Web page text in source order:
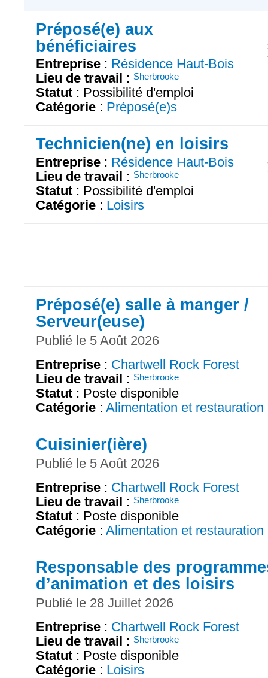
Préposé(e) aux
bénéficiaires
Entreprise : Résidence Haut-Bois
Lieu de travail : Sherbrooke
Statut : Possibilité d'emploi
Catégorie : Préposé(e)s
Technicien(ne) en loisirs
Entreprise : Résidence Haut-Bois
Lieu de travail : Sherbrooke
Statut : Possibilité d'emploi
Catégorie : Loisirs
Préposé(e) salle à manger /
Serveur(euse)
Publié le 5 Août 2026
Entreprise : Chartwell Rock Forest
Lieu de travail : Sherbrooke
Statut : Poste disponible
Catégorie : Alimentation et restauration
Cuisinier(ière)
Publié le 5 Août 2026
Entreprise : Chartwell Rock Forest
Lieu de travail : Sherbrooke
Statut : Poste disponible
Catégorie : Alimentation et restauration
Responsable des
d’animation et des loisirs
Publié le 28 Juillet 2026
Entreprise : Chartwell Rock Forest
Lieu de travail : Sherbrooke
Statut : Poste disponible
Catégorie : Loisirs